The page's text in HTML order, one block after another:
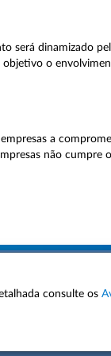
será dinamizado
objetivo o
a
não cumpre
consulte os